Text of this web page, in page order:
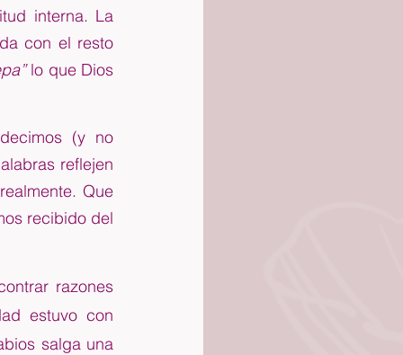
interna. La
con el resto
lo que Dios
(y no
reflejen
Que
recibido del
razones
estuvo con
salga una